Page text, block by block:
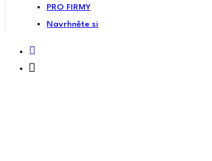
PRO FIRMY
Navrhněte si